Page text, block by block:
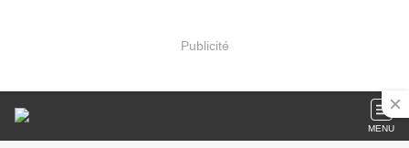
Publicité
MENU